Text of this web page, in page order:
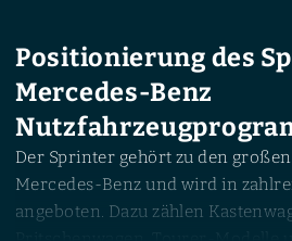
Positionierung des
Mercedes-Benz
Der Sprinter gehört zu den
Mercedes-Benz und wird in
angeboten. Dazu zählen